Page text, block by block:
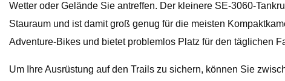
Wetter oder Gelände Sie antreffen. Der kleinere SE-3060-
Stauraum und ist damit groß genug für die meisten
Adventure-Bikes und bietet problemlos Platz für den täglichen
Um Ihre Ausrüstung auf den Trails zu sichern, können Sie